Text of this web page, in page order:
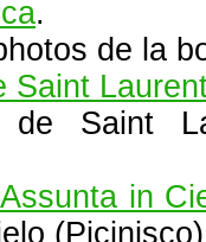
.
de la
Saint
de Saint
in